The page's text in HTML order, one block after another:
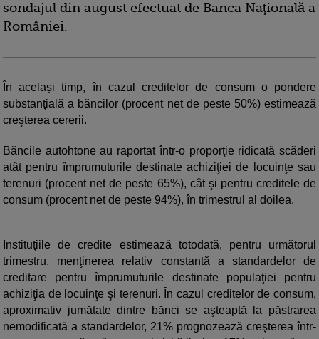
sondajul din august efectuat de Banca Naţională a
României.
În același timp, în cazul creditelor de consum o pondere
substanţială a băncilor (procent net de peste 50%) estimează
creşterea cererii.
Băncile autohtone au raportat într-o proporţie ridicată scăderi
atât pentru împrumuturile destinate achiziţiei de locuinţe sau
terenuri (procent net de peste 65%), cât şi pentru creditele de
consum (procent net de peste 94%), în trimestrul al doilea.
Instituţiile de credite estimează totodată, pentru următorul
trimestru, menţinerea relativ constantă a standardelor de
creditare pentru împrumuturile destinate populaţiei pentru
achiziţia de locuinţe şi terenuri. În cazul creditelor de consum,
aproximativ jumătate dintre bănci se aşteaptă la păstrarea
nemodificată a standardelor, 21% prognozează creşterea într-